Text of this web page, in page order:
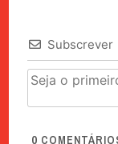
Subscrever
0